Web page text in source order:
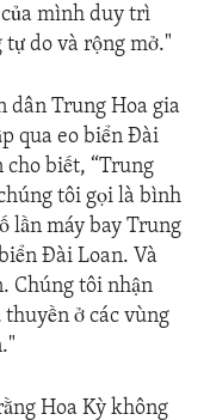
mình duy trì
do và rộng mở."
dân Trung Hoa gia
qua eo biển Đài
cho biết, “Trung
tôi gọi là bình
lần máy bay Trung
Đài Loan. Và
Chúng tôi nhận
ở các vùng
Hoa Kỳ không